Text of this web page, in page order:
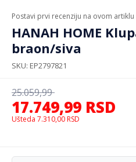
Postavi prvi recenziju na ovom artiklu
HANAH HOME
braon/siva
SKU EP2797821
17.749,99 RSD
25.059,99
Ušteda 7.310,00 RSD